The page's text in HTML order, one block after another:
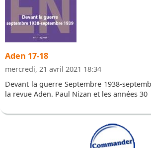
Aden 17-18
mercredi, 21 avril 2021 18:34
Devant la guerre Septembre 1938-
la revue Aden. Paul Nizan et les années